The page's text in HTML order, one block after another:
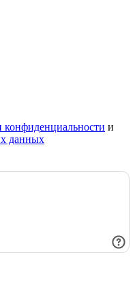
конфиденциальности и
данных